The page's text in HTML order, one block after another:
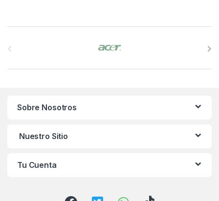
Sobre Nosotros
Nuestro Sitio
Tu Cuenta